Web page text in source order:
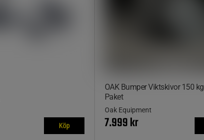
Köp
OAK Bumper Viktskivor 150 kg
Paket
Oak Equipment
7.999 kr